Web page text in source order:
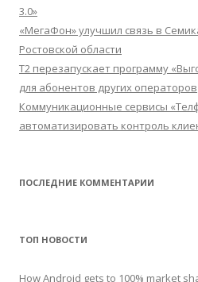
3.0»
«МегаФон» улучшил связь в
Ростовской области
Т2 перезапускает программу
для абонентов других операторов
Коммуникационные сервисы
автоматизировать контроль
ПОСЛЕДНИЕ КОММЕНТАРИИ
ТОП НОВОСТИ
How Android gets to 100% market